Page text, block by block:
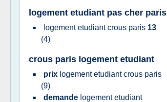
logement etudiant pas cher paris
logement etudiant crous paris 13
(4)
crous paris logement etudiant
prix logement etudiant crous paris
(9)
demande logement etudiant